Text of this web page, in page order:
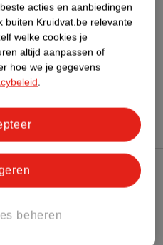
acties en aanbiedingen
buiten Kruidvat.be relevante
welke cookies je
altijd aanpassen of
hoe we je gegevens
.
beheren